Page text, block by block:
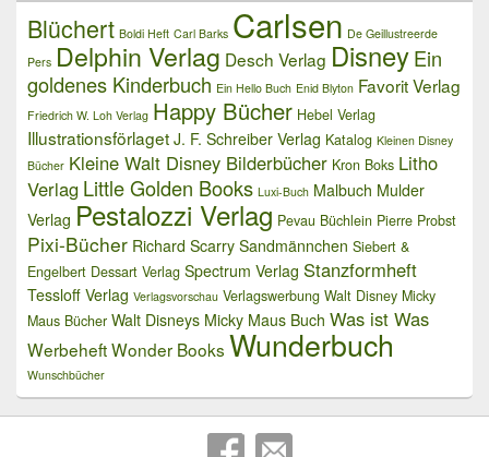
Blüchert Boldi Heft Carl Barks Carlsen De Geillustreerde
Pers Delphin Verlag Desch Verlag DisneyEin
goldenes Kinderbuch Ein Hello Buch Enid Blyton Favorit Verlag
Friedrich W. Loh Verlag Happy Bücher Hebel Verlag
Illustrationsförlaget J. F. Schreiber Verlag Katalog Kleinen Disney
Bücher Kleine Walt Disney Bilderbücher Kron Boks Litho
Verlag Little Golden Books Luxi-Buch Malbuch Mulder
Verlag Pestalozzi Verlag Pevau Büchlein Pierre Probst
Pixi-Bücher Richard Scarry Sandmännchen Siebert &
Engelbert Dessart Verlag Spectrum Verlag Stanzformheft
Tessloff Verlag Verlagsvorschau Verlagswerbung Walt Disney Micky
Maus Bücher Walt Disneys Micky Maus Buch Was ist Was
WerbeheftWonder Books Wunderbuch
Wunschbücher